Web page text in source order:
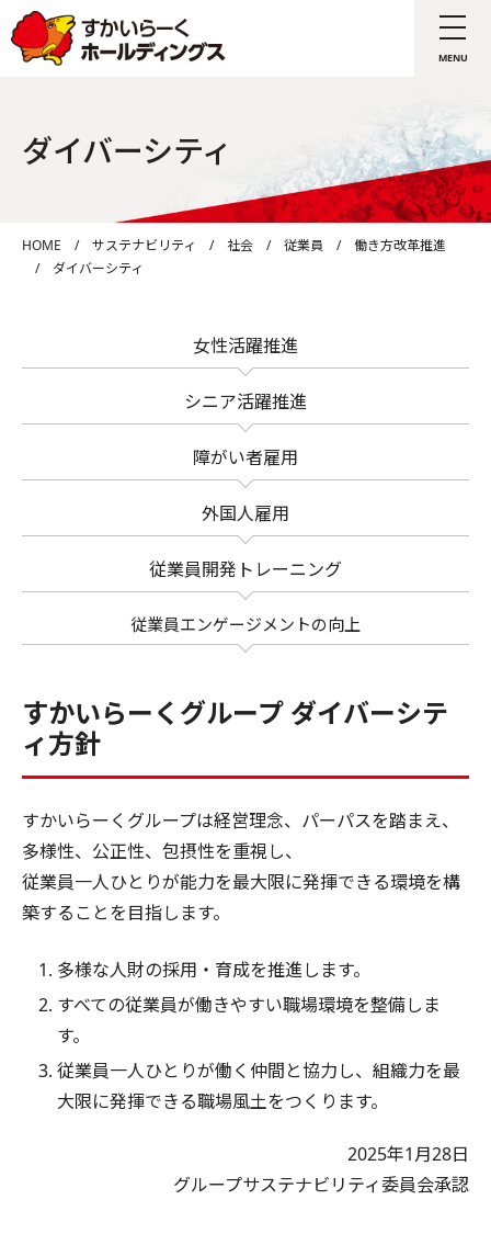
ダイバーシティ
HOME / サステナビリティ / 社会 / 従業員 /
働き方改革推進
/
ダイバーシティ
女性活躍推進
シニア活躍推進
障がい者雇用
外国人雇用
従業員開発トレーニング
従業員エンゲージメントの向上
すかいらーくグループ ダイバーシテ
ィ方針
すかいらーくグループは経営理念、パーパスを踏まえ、
多様性、公正性、包摂性を重視し、
従業員一人ひとりが能力を最大限に発揮できる環境を構
築することを目指します。
多様な人財の採用・育成を推進します。
すべての従業員が働きやすい職場環境を整備しま
す。
従業員一人ひとりが働く仲間と協力し、組織力を最
大限に発揮できる職場風土をつくります。
2025年1月28日
グループサステナビリティ委員会承認